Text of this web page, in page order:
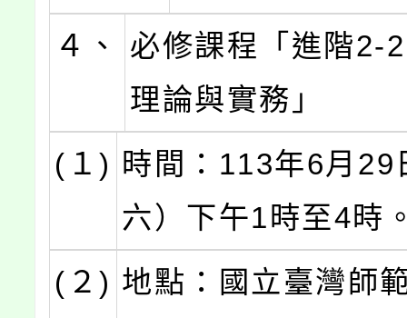
４、
必修課程「進階2-
理論與實務」
(１) 時間：113年6月29
六）下午1時至4時
(２) 地點：國立臺灣師